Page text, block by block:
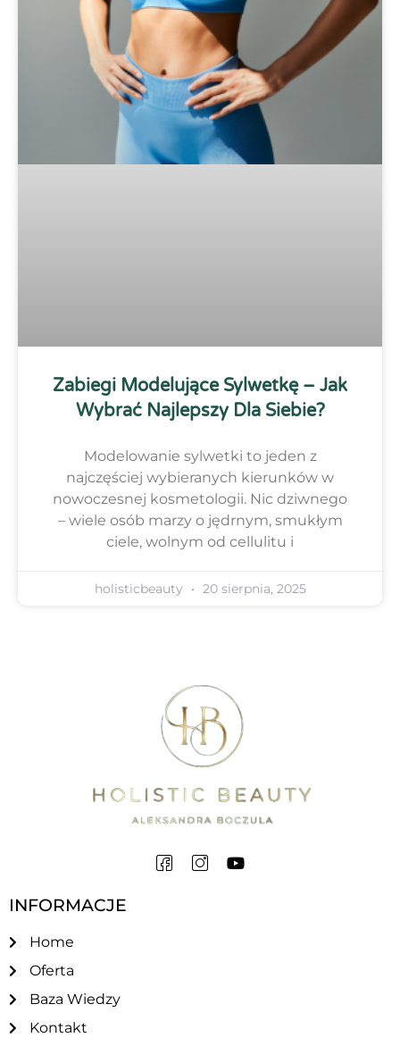
Zabiegi Modelujące Sylwetkę – Jak
Wybrać Najlepszy Dla Siebie?
Modelowanie sylwetki to jeden z
najczęściej wybieranych kierunków w
nowoczesnej kosmetologii. Nic dziwnego
– wiele osób marzy o jędrnym, smukłym
ciele, wolnym od cellulitu i
holisticbeauty 20 sierpnia, 2025
INFORMACJE
Home
Oferta
Baza Wiedzy
Kontakt